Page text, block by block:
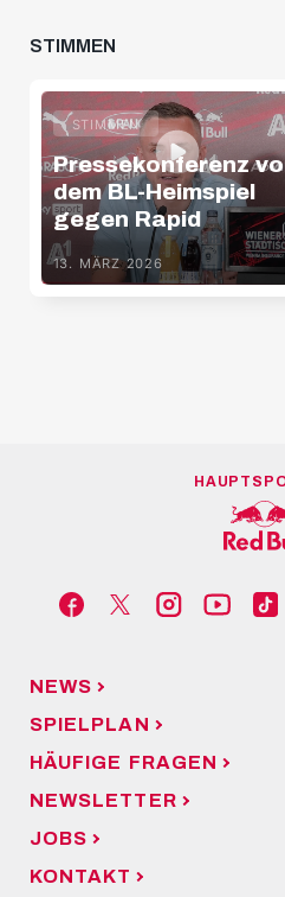
STIMMEN
STIMMEN
Pressekonferenz
dem BL-Heimspiel
gegen Rapid
13. MÄRZ 2026
NEWS
SPIELPLAN
HÄUFIGE FRAGEN
NEWSLETTER
JOBS
KONTAKT